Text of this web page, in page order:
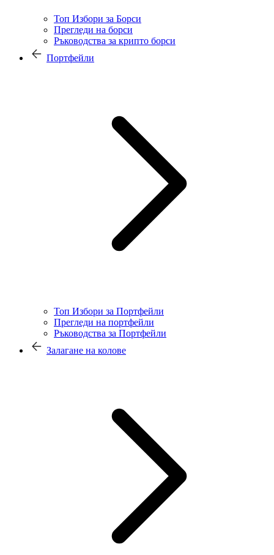
Топ Избори за Борси
Прегледи на борси
Ръководства за крипто борси
Портфейли
Топ Избори за Портфейли
Прегледи на портфейли
Ръководства за Портфейли
Залагане на колове